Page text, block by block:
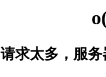
请求太多，服